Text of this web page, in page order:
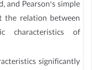
and Pearson’s simple
the relation between
characteristics of
significantly